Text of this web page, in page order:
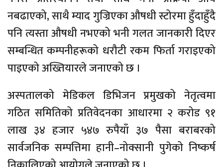
नबढाएको, साथै म्याद गुज्रिएका औषधी स्टोरमा हुँदाहुँदै
पनि त्यस्ता औषधी नभएको भनी गलत जानकारी दिएर
सम्बन्धित कम्पनीहरूको धरौटी रकम फिर्ता गराइएको
पाइएको अख्तियारले जनाएको छ ।
अस्पतालको मेडिकल डिभिजन प्रमुखको नेतृत्वमा
गठित समितिको प्रतिवेदनका आधारमा २ करोड ९१
लाख ३४ हजार ५४७ रुपैयाँ ३७ पैसा बराबरको
सार्वजनिक सम्पत्तिमा हानी–नोक्सानी पुगेको निष्कर्ष